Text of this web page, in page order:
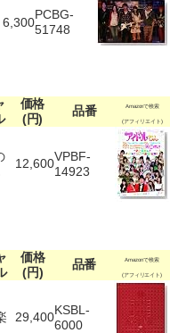
6,300
PCBG-
51748
価格
(円)
品番 Amazonで検索
(アフィリエイト)
12,600VPBF-
14923
価格
(円)
品番 Amazonで検索
(アフィリエイト)
29,400KSBL-
6000